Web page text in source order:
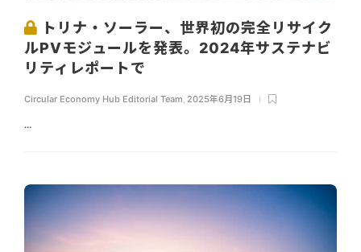
トリナ・ソーラー、世界初の完全リサイク
ルPVモジュールを発表。2024年サステナビ
リティレポートで
Circular Economy Hub Editorial Team 2025年6月19日
...